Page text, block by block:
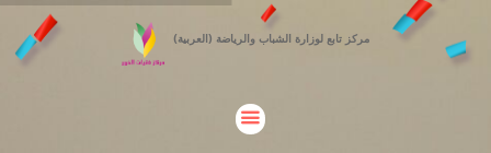
(العربية) مركز تابع لوزارة الشباب والرياضة